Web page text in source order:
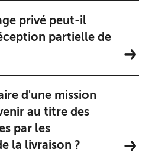
privé peut-il
partielle de
d'une mission
au titre des
par les
la livraison ?